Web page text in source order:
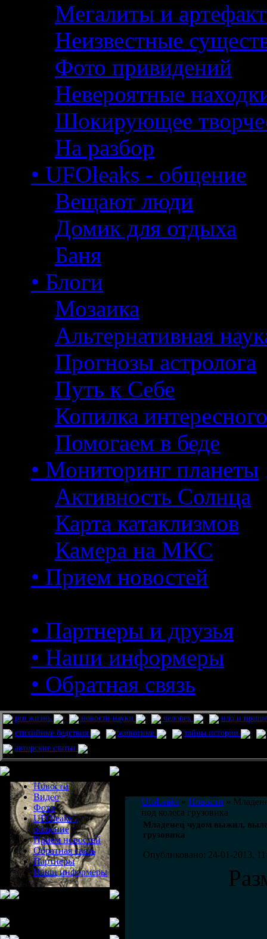
Мегалиты и
Неизвестные
Фото привидений
Невероятные
Шокирующее
На разбор
• UFOleaks - общение
Вещают люди
Домик для отдыха
Баня
• Блоги
Мозаика
Альтернативная
Прогнозы астролога
Путь к Себе
Копилка интересного
Помогаем в беде
• Мониторинг планеты
Активность Солнца
Карта катаклизмов
Камера на МКС
• Прием новостей
• Партнеры и друзья
• Наши информеры
• Обратная связь
pro жизнь новости науки человек
нло и
стихийные бедствия
животные
тайны истории
авторские статьи
Новости
Видео
Фото
UFOleaks -
общение
Прием новостей
Обратная связь
Партнеры
Наши информеры
UfoLeaks » Новости »
под колеса грузовика
Младенец чудом выжил,
грузовика
Опубликовано: 24-01-2013,